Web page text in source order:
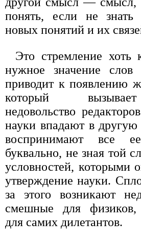
понять, если не знать
новых понятий и их
Это стремление хоть
нужное значение слов
приводит к появлению
который
недовольство
науки впадают в
воспринимают все
буквально, не зная той
условностей, которыми
утверждение науки.
за этого возникают
смешные для физиков,
для самих дилетантов.